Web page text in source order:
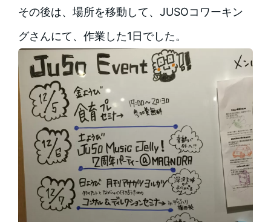
その後は、場所を移動して、JUSOコワーキン
グさんにて、作業した1日でした。